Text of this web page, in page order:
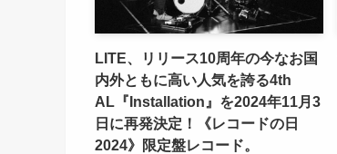
LITE、リリース10周年の今なお国
内外ともに高い人気を誇る4th
AL『Installation』を2024年11月3
日に再発決定！《レコードの日
2024》限定盤レコード。